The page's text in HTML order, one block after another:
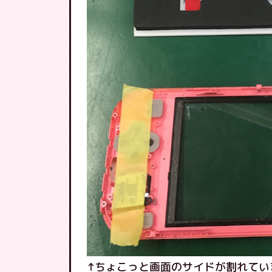
↑ちょこっと画面のサイドが割れて